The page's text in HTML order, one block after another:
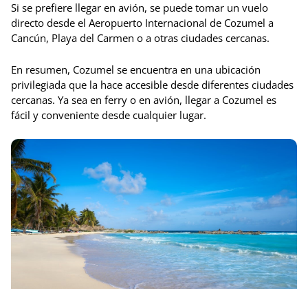
Si se prefiere llegar en avión, se puede tomar un vuelo
directo desde el Aeropuerto Internacional de Cozumel a
Cancún, Playa del Carmen o a otras ciudades cercanas.
En resumen, Cozumel se encuentra en una ubicación
privilegiada que la hace accesible desde diferentes ciudades
cercanas. Ya sea en ferry o en avión, llegar a Cozumel es
fácil y conveniente desde cualquier lugar.